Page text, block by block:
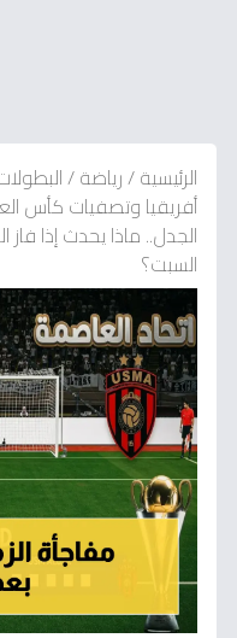
الرئيسية/رياضة/
أفريقيا وتصفيات كأس
السبت؟